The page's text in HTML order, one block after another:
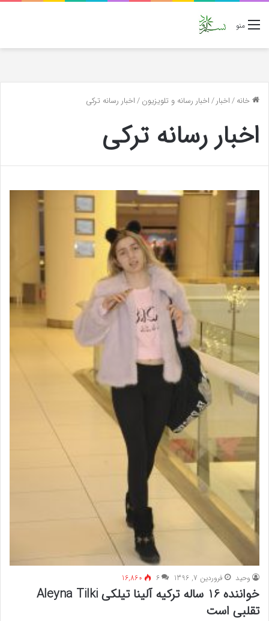
منو
خانه/اخبار/اخبار رسانه و تلویزیون/اخبار رسانه ترکی
اخبار رسانه ترکی
وحید فروردین 7, 1396 ۶ 16,860
خواننده 16 ساله ترکیه آلینا تیلکی Aleyna Tilki
تقلبی است